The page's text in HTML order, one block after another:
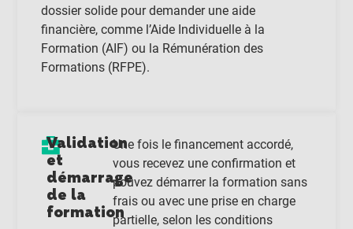
dossier solide pour demander une aide
financière, comme l’Aide Individuelle à la
Formation (AIF) ou la Rémunération des
Formations (RFPE).
Validation
et
démarrage
de la
formation
Une fois le financement accordé,
vous recevez une confirmation et
pouvez démarrer la formation sans
frais ou avec une prise en charge
partielle, selon les conditions